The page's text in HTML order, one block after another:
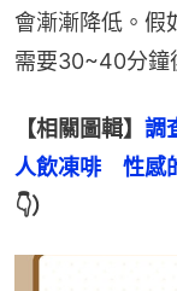
會漸漸降低。假
需要30~40分鐘
【相關圖輯】 調
人飲凍啡　性
👇）